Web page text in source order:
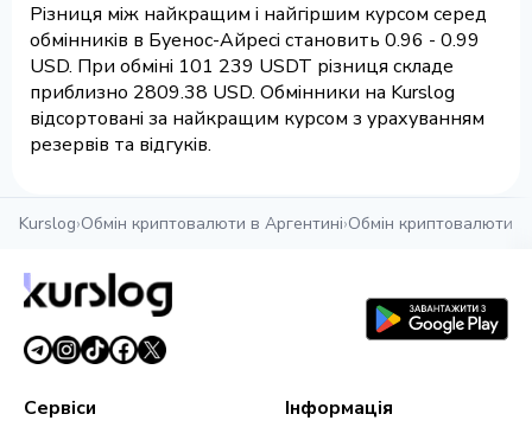
Різниця між найкращим і найгіршим курсом серед
обмінників в Буенос-Айресі становить 0.96 - 0.99
USD. При обміні 101 239 USDT різниця складе
приблизно 2809.38 USD. Обмінники на Kurslog
відсортовані за найкращим курсом з урахуванням
резервів та відгуків.
Kurslog›Обмін криптовалюти в Аргентині›Обмін криптовалюти в
Сервіси Інформація